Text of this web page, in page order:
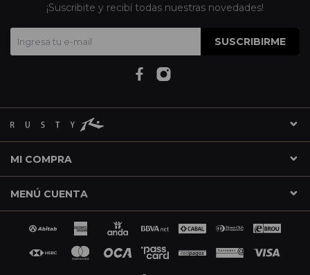
MI COMPRA
MENÚ CUENTA
¡Suscribite y recibí todas nuestras novedades!
SUSCRIBIRME